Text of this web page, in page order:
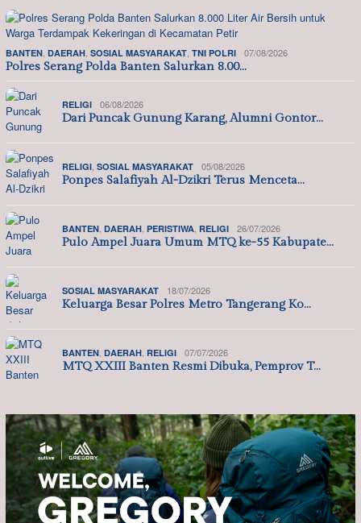
BANTEN DAERAH SOSIAL MASYARAKAT TNI POLRI 07/08/2026
Polres Serang Polda Banten Salurkan 8.00…
RELIGI 06/08/2026
Dari Puncak Gunung Karang, Alumni Gontor…
RELIGI SOSIAL MASYARAKAT 05/08/2026
Ponpes Salafiyah Al-Dzikri Terus Menceta…
BANTEN DAERAH PERISTIWA RELIGI 26/07/2026
Pulo Ampel Juara Umum MTQ ke-55 Kabupate…
SOSIAL MASYARAKAT 18/07/2026
Keluarga Besar Polres Metro Tangerang Ko…
BANTEN DAERAH RELIGI 07/07/2026
MTQ XXIII Banten Resmi Dibuka, Pemprov T…